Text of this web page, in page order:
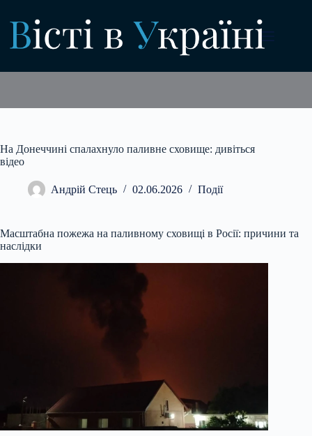
вмісту
На Донеччині спалахнуло паливне сховище: дивіться
відео
Андрій Стець 02.06.2026 Події
Масштабна пожежа на паливному сховищі в Росії: причини та
наслідки